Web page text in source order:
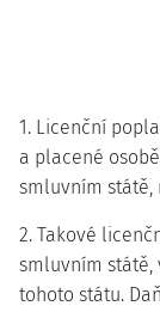
1. Licenční
a placené
smluvním státě,
2. Takové
smluvním státě,
tohoto státu.